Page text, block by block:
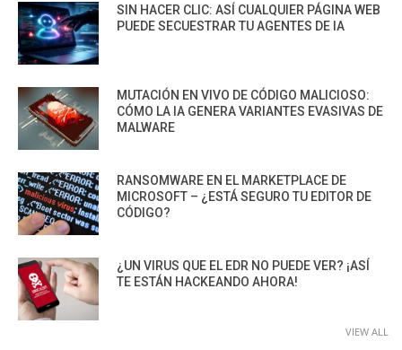
SIN HACER CLIC: ASÍ CUALQUIER PÁGINA WEB
PUEDE SECUESTRAR TU AGENTES DE IA
MUTACIÓN EN VIVO DE CÓDIGO MALICIOSO:
CÓMO LA IA GENERA VARIANTES EVASIVAS DE
MALWARE
RANSOMWARE EN EL MARKETPLACE DE
MICROSOFT – ¿ESTÁ SEGURO TU EDITOR DE
CÓDIGO?
¿UN VIRUS QUE EL EDR NO PUEDE VER? ¡ASÍ
TE ESTÁN HACKEANDO AHORA!
VIEW ALL